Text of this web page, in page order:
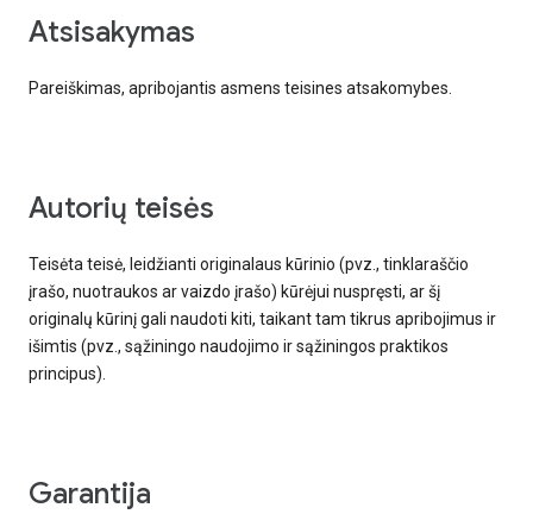
atsisakymas
Pareiškimas, apribojantis asmens teisines atsakomybes.
autorių teisės
Teisėta teisė, leidžianti originalaus kūrinio (pvz., tinklaraščio
įrašo, nuotraukos ar vaizdo įrašo) kūrėjui nuspręsti, ar šį
originalų kūrinį gali naudoti kiti, taikant tam tikrus apribojimus ir
išimtis (pvz., sąžiningo naudojimo ir sąžiningos praktikos
principus).
garantija